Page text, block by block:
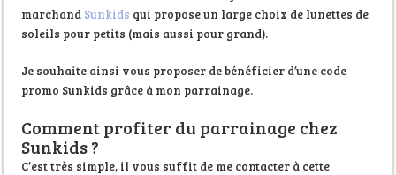
marchand Sunkids qui propose un large choix de lunettes de
soleils pour petits (mais aussi pour grand).
Je souhaite ainsi vous proposer de bénéficier d’une code
promo Sunkids grâce à mon parrainage.
Comment profiter du parrainage chez
Sunkids ?
C’est très simple, il vous suffit de me contacter à cette